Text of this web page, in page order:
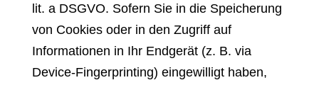
lit. a DSGVO. Sofern Sie in die Speicherung
von Cookies oder in den Zugriff auf
Informationen in Ihr Endgerät (z. B. via
Device-Fingerprinting) eingewilligt haben,